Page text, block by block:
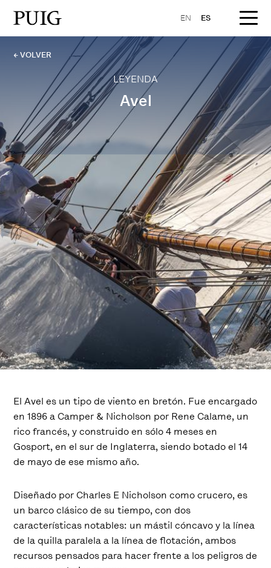
EN ES
← VOLVER
LEYENDA
Avel
El Avel es un tipo de viento en bretón. Fue encargado
en 1896 a Camper & Nicholson por Rene Calame, un
rico francés, y construido en sólo 4 meses en
Gosport, en el sur de Inglaterra, siendo botado el 14
de mayo de ese mismo año.
Diseñado por Charles E Nicholson como crucero, es
un barco clásico de su tiempo, con dos
características notables: un mástil cóncavo y la línea
de la quilla paralela a la línea de flotación, ambos
recursos pensados para hacer frente a los peligros de